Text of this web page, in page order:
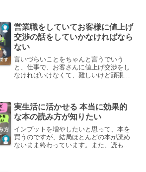
営業職をしていてお客様に値上げ
交渉の話をしていかなければなら
ない
言いづらいことをちゃんと言うでいう
と、仕事で、お客さんに値上げ交渉をし
なければいけなくて、難しいけど頑張ら
んですけど、お客様に気持ちよく受けて
もらえるように、何かもっと自分にでき
ることはあるんじゃないかと思ったりし
ています。
実生活に活かせる 本当に効果的
な本の読み方が知りたい
インプットを増やしたいと思って、本を
買うのですが、結局ほとんどの本が読め
ないまま終わっています。また、読もう